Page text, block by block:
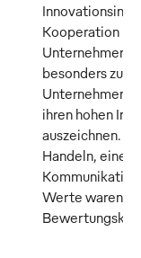
Kooperation
Unternehmer
besonders
Unternehmen,
ihren hohen
auszeichnen.
Handeln, eine
Werte waren